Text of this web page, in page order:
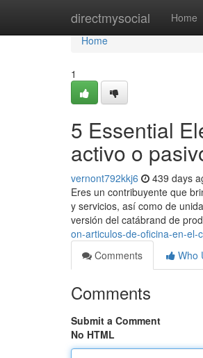
directmysocial Home
Home
Home
1
5 Essential
activo o
vernont792kkj6 439 days
Eres un contribuyente que
y servicios, así como de
versión del catábrand de
on-articulos-de-oficina-en-el-
Comments
Who
Comments
Submit a Comment
No HTML